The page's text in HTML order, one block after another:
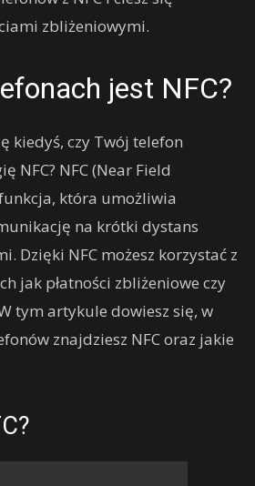
zbliżeniowymi.
jest NFC?
kiedyś, czy Twój telefon
NFC? NFC (Near Field
która umożliwia
na krótki dystans
Dzięki NFC możesz korzystać z
jak płatności zbliżeniowe czy
tym artykule dowiesz się, w
znajdziesz NFC oraz jakie